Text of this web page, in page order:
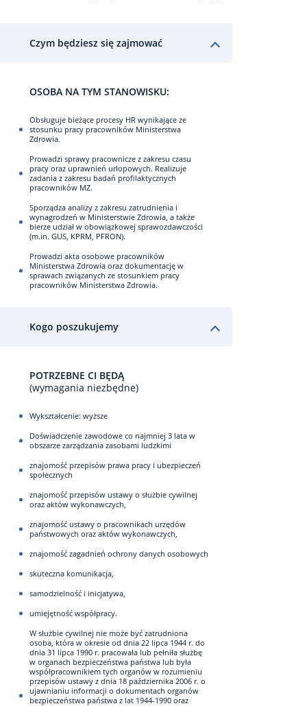
Czym będziesz się zajmować
OSOBA NA TYM STANOWISKU:
Obsługuje bieżące procesy HR wynikające ze
stosunku pracy pracowników Ministerstwa
Zdrowia.
Prowadzi sprawy pracownicze z zakresu czasu
pracy oraz uprawnień urlopowych. Realizuje
zadania z zakresu badań profilaktycznych
pracowników MZ.
Sporządza analizy z zakresu zatrudnienia i
wynagrodzeń w Ministerstwie Zdrowia, a także
bierze udział w obowiązkowej sprawozdawczości
(m.in. GUS, KPRM, PFRON).
Prowadzi akta osobowe pracowników
Ministerstwa Zdrowia oraz dokumentację w
sprawach związanych ze stosunkiem pracy
pracowników Ministerstwa Zdrowia.
Kogo poszukujemy
POTRZEBNE CI BĘDĄ
(wymagania niezbędne)
Wykształcenie: wyższe
Doświadczenie zawodowe co najmniej 3 lata w
obszarze zarządzania zasobami ludzkimi
znajomość przepisów prawa pracy i ubezpieczeń
społecznych
znajomość przepisów ustawy o służbie cywilnej
oraz aktów wykonawczych,
znajomość ustawy o pracownikach urzędów
państwowych oraz aktów wykonawczych,
znajomość zagadnień ochrony danych osobowych
skuteczna komunikacja,
samodzielność i inicjatywa,
umiejętność współpracy.
W służbie cywilnej nie może być zatrudniona
osoba, która w okresie od dnia 22 lipca 1944 r. do
dnia 31 lipca 1990 r. pracowała lub pełniła służbę
w organach bezpieczeństwa państwa lub była
współpracownikiem tych organów w rozumieniu
przepisów ustawy z dnia 18 października 2006 r. o
ujawnianiu informacji o dokumentach organów
bezpieczeństwa państwa z lat 1944-1990 oraz